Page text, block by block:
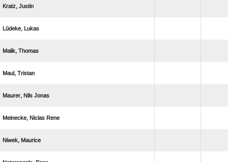
 
 
 
 
  
  
 